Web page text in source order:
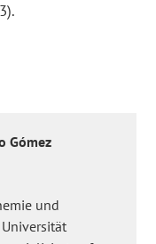
Gómez
und